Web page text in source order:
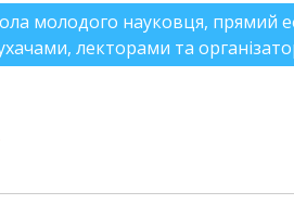
молодого науковця, прямий
лекторами та